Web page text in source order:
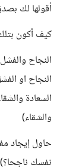
أقولها لك
كيف أكون
النجاح
النجاح او
السعادة
والشقاء)
حاول إيجاد
نفسك